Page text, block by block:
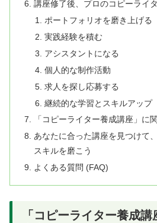
講座修了後、プロのコピーライ
ポートフォリオを磨き上げる
実践経験を積む
アシスタントになる
個人的な制作活動
求人を探し応募する
継続的な学習とスキルアップ
「コピーライター養成講座」に
あなたに合った講座を見つけて
スキルを磨こう
よくある質問 (FAQ)
「コピーライター養成